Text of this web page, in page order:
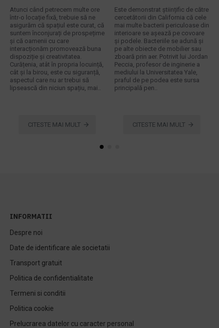
Atunci când petrecem multe ore
într-o locație fixă, trebuie să ne
asigurăm că spațiul este curat, că
suntem înconjurați de prospețime
și că oamenii cu care
interacționăm promovează buna
dispoziție și creativitatea.
Curățenia, atât în propria locuință,
cât și la birou, este cu siguranță,
aspectul care nu ar trebui să
lipsească din niciun spațiu, mai..
CITESTE MAI MULT
Este demonstrat științific de către
cercetătorii din California că cele
mai multe bacterii periculoase din
interioare se aşează pe covoare
şi podele. Bacteriile se adună și
pe alte obiecte de mobilier sau
zboară prin aer. Potrivit lui Jordan
Peccia, profesor de inginerie a
mediului la Universitatea Yale,
praful de pe podea este sursa
principală pen..
CITESTE MAI MULT
INFORMATII
Despre noi
Date de identificare ale societatii
Transport gratuit
Politica de confidentialitate
Termeni si conditii
Politica cookie
Prelucrarea datelor cu caracter personal